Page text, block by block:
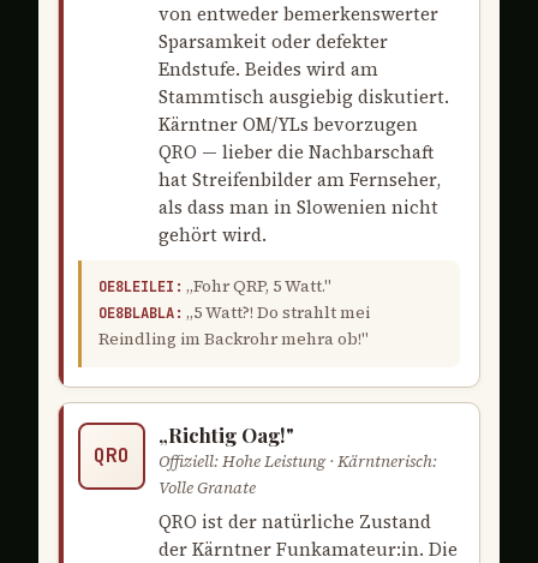
von entweder bemerkenswerter
Sparsamkeit oder defekter
Endstufe. Beides wird am
Stammtisch ausgiebig diskutiert.
Kärntner OM/YLs bevorzugen
QRO — lieber die Nachbarschaft
hat Streifenbilder am Fernseher,
als dass man in Slowenien nicht
gehört wird.
OE8LEILEI: „Fohr QRP, 5 Watt."
OE8BLABLA: „5 Watt?! Do strahlt mei
Reindling im Backrohr mehra ob!"
QRO
„Richtig Oag!"
Offiziell: Hohe Leistung · Kärntnerisch:
Volle Granate
QRO ist der natürliche Zustand
der Kärntner Funkamateur:in. Die